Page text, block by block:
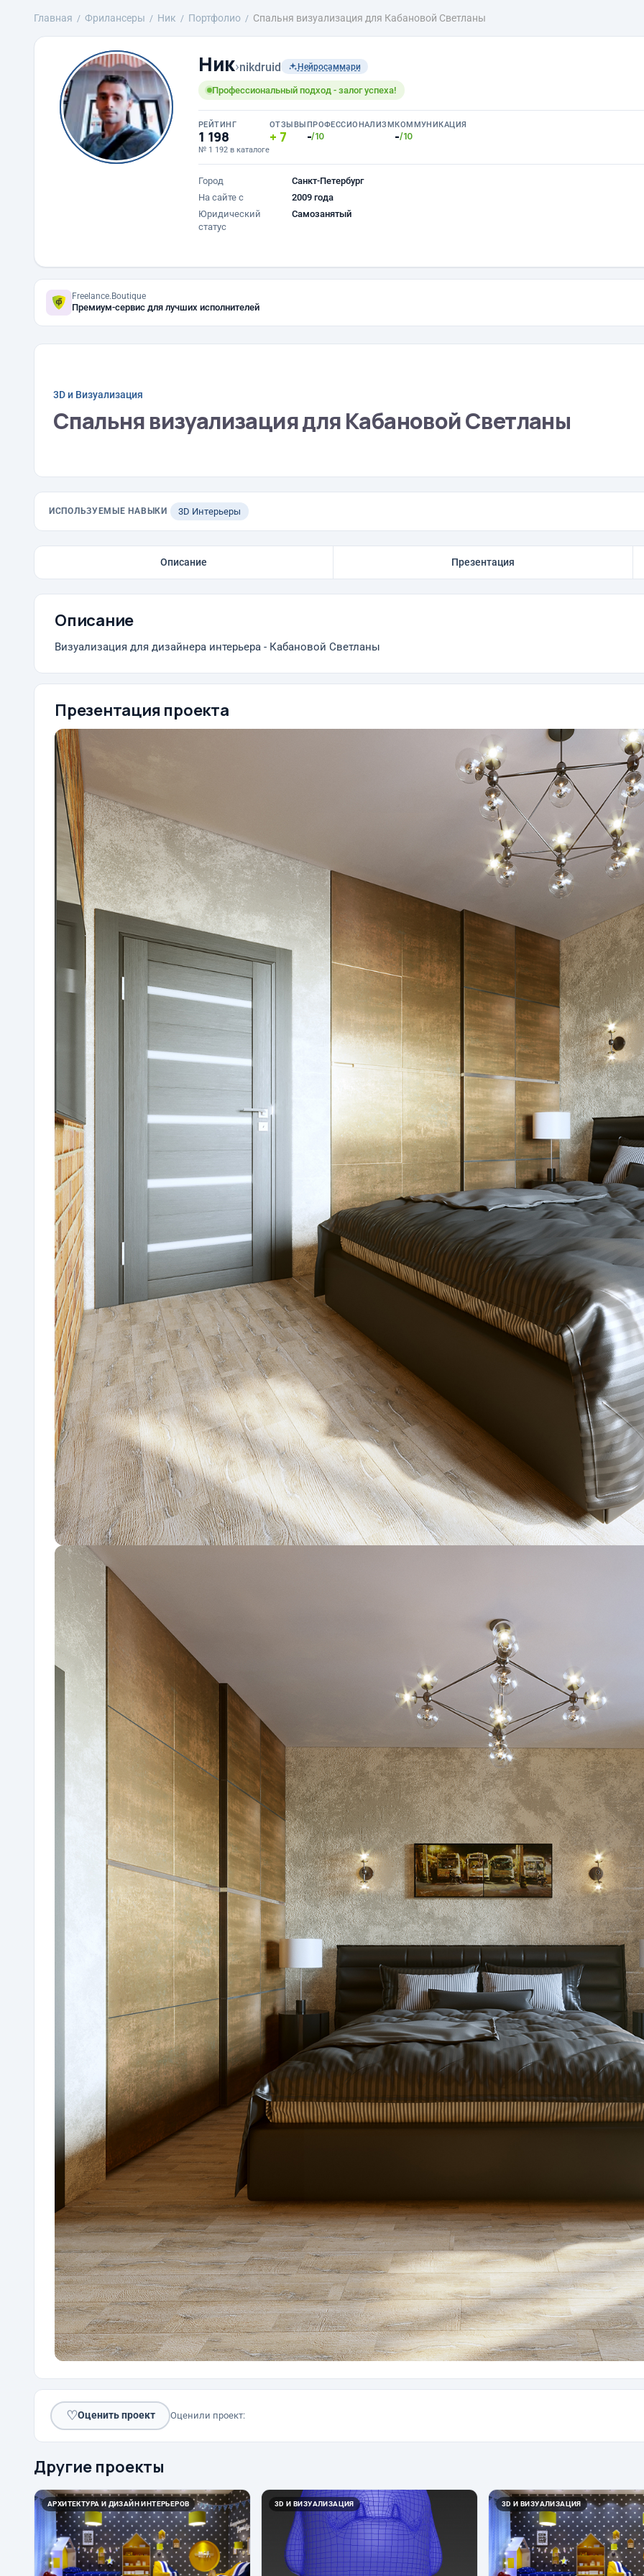
Главная Фрилансеры Ник Портфолио Спальня визуализация для Кабановой Светланы
Ник›nikdruid Нейросаммари
Профессиональный подход - залог успеха!
РЕЙТИНГ
1 198
№ 1 192 в каталоге
ОТЗЫВЫ
7
ПРОФЕССИОНАЛИЗМ
-/10
КОММУНИКАЦИЯ
-/10
Город
Санкт-Петербург
На сайте с
2009 года
Юридический
статус
Самозанятый
Freelance.Boutique
Премиум-сервис для лучших исполнителей
3D и Визуализация
Спальня визуализация для Кабановой Светланы
ИСПОЛЬЗУЕМЫЕ НАВЫКИ 3D Интерьеры
Описание Презентация
Описание
Визуализация для дизайнера интерьера - Кабановой Светланы
Презентация проекта
♡Оценить проект Оценили проект:
Другие проекты
АРХИТЕКТУРА И ДИЗАЙН ИНТЕРЬЕРОВ 3D И ВИЗУАЛИЗАЦИЯ 3D И ВИЗУАЛИЗАЦИЯ